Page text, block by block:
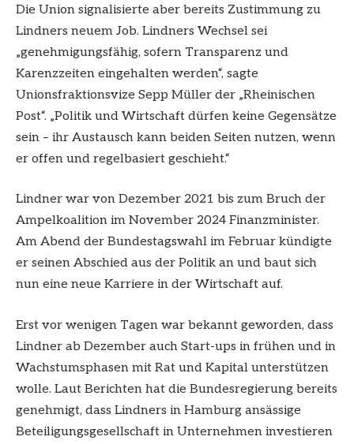
Die Union signalisierte aber bereits Zustimmung zu
Lindners neuem Job. Lindners Wechsel sei
„genehmigungsfähig, sofern Transparenz und
Karenzzeiten eingehalten werden“, sagte
Unionsfraktionsvize Sepp Müller der „Rheinischen
Post“. „Politik und Wirtschaft dürfen keine Gegensätze
sein – ihr Austausch kann beiden Seiten nutzen, wenn
er offen und regelbasiert geschieht.“
Lindner war von Dezember 2021 bis zum Bruch der
Ampelkoalition im November 2024 Finanzminister.
Am Abend der Bundestagswahl im Februar kündigte
er seinen Abschied aus der Politik an und baut sich
nun eine neue Karriere in der Wirtschaft auf.
Erst vor wenigen Tagen war bekannt geworden, dass
Lindner ab Dezember auch Start-ups in frühen und in
Wachstumsphasen mit Rat und Kapital unterstützen
wolle. Laut Berichten hat die Bundesregierung bereits
genehmigt, dass Lindners in Hamburg ansässige
Beteiligungsgesellschaft in Unternehmen investieren